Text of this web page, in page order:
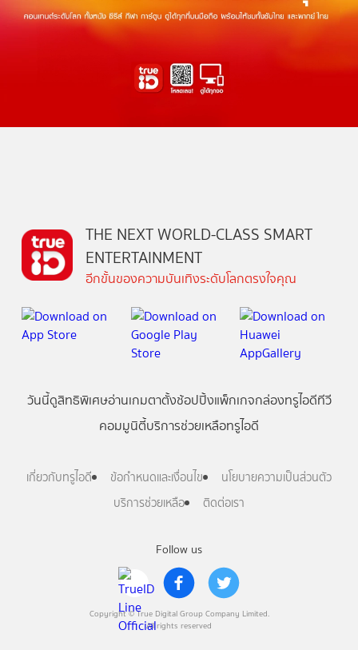
Follow us
Copyright © True Digital Group Company Limited.
All rights reserved
THE NEXT WORLD-CLASS SMART
ENTERTAINMENT
อีกขั้นของความบันเทิงระดับโลกตรงใจคุณ
วันนี้ดูสิทธิพิเศษอ่านเกมตาตั้งช้อปปิ้งแพ็กเกจกล่องทรูไอดีทีวี
คอมมูนิตี้บริการช่วยเหลือทรูไอดี
เกี่ยวกับทรูไอดี ข้อกำหนดและเงื่อนไข
นโยบายความเป็นส่วนตัว
บริการช่วยเหลือ
ติดต่อเรา